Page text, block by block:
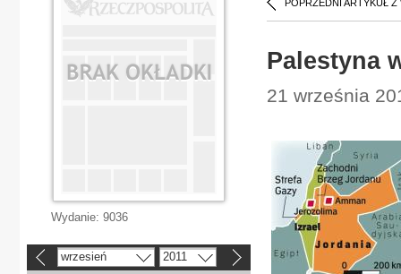
POPRZEDNI ARTYKUŁ Z
Palestyna
21 września
Wydanie: 9036
wrzesień 2011